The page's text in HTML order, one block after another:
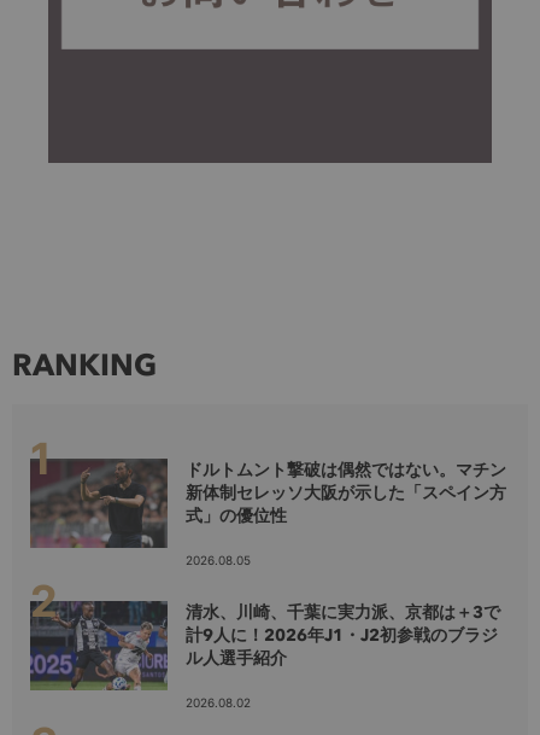
RANKING
ドルトムント撃破は偶然ではない。マチン
新体制セレッソ大阪が示した「スペイン方
式」の優位性
2026.08.05
清水、川崎、千葉に実力派、京都は＋3で
計9人に！2026年J1・J2初参戦のブラジ
ル人選手紹介
2026.08.02